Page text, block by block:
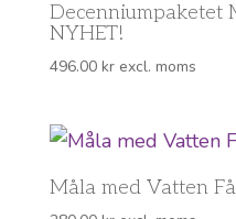
Decenniumpaketet
NYHET!
496.00 krexcl. moms
Måla med Vatten